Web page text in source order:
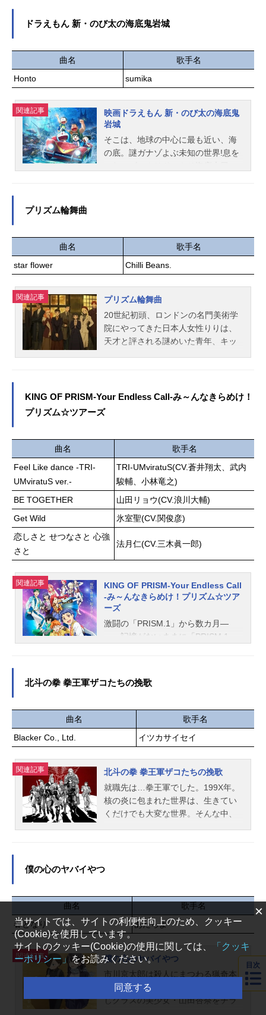
の花黒城凶死郎：岸尾だいすけ九十
ル：白井悠介アビスベル＝ジャシン
帝：羽多野渉ドリーム・ボルメテウ
ス・ホワイト・ドラゴン：加瀬康之
ボルシャック・バクテラス：藤井隼
スタッフ原作：松本しげのぶ×作画：
金林洋（小学館「週刊コロコロコミ
ック」連載）ストーリー原案：松本
しげのぶキャラクターデザイン原
案：...
特別な機関によって、管理されてい
ろうと、トーキョー支部の支部長
は、広報動画を撮り始める。トーキ
ョー支部の採用募集も兼ねた動画だ
が、一癖も二癖もある毒物男子たち
が集まって、そう平和に事が運ぶわ
けもなく──「毒物男子を信じるな。
やつらは全員人殺しで、有害な存在
だ」毒×謎をテーマにしたメディアミ
みえんよひら：寺島惇太エチル：戸
谷菊之介スタッフ原作：アース・ス
ターエンターテイメント KADOKA
子 miyato原案・メインストーリ
ウアシスタントプロデュース：天坂
翠主題歌「超毒的LOVE」浦島坂田船
(C)2025Toxic-a-Holic『Toxic-...
ドラえもん 新・のび太の海底鬼岩城
曲名
歌手名
Honto
sumika
関連記事
映画ドラえもん 新・のび太の海底鬼
岩城
そこは、地球の中心に最も近い、海
の底。謎ガナゾよぶ未知の世界!息を
様々な生き物に出会いながら海底キ
ャンプを楽しむ5人。沈没船を発見し
たことをきっかけに、謎の青年・エ
がるに住む“海底人”だった！陸上人を
嫌っている海底人はのび太たちを信
用することができない。そんな中、
「鬼岩城が...活動を始めまし
発！作品名映画ドラえもん新・のび
太の海底鬼岩城放送形態劇場版アニ
026年2月27日（金）キャストドラえ
もん：水田わさびのび太：大原めぐ
みしずか：かかずゆみジャイアン：
木村昴スネ夫：関智一エル：千葉翔
也水中バギー：広橋涼兵士：平愛梨
スタッフ原作：藤子・F・不二雄監
督：矢嶋哲生脚本：村山功音楽：服
部隆之製作：藤子プロ 小学館 テ
レビ朝日 シンエイ動画 ADKエモ
ー...
プリズム輪舞曲
曲名
歌手名
star flower
Chilli Beans.
関連記事
プリズム輪舞曲
20世紀初頭、ロンドンの名門美術学
院にやってきた日本人女性りりは、
天才と評される謎めいた青年、キッ
輪舞曲放送形態配信スケジュール202
6年1月15日（木）～Netflixにて話数
シー・ブラウン：潘めぐみ小早川新
之助：梶裕貴ジョフリー・オブライ
エン：阿座上洋平ピーター・アンソ
ニー：坂田将吾キャサリン・アスタ
ー：上坂すみれ小早川さくら：鬼頭
明里チャールズ・ブラント：大塚芳
忠一条院たけ：甲斐田裕子リチャー
ド・チャーチ：諏訪部順一スタッフ
原作・キャラクター原案：神尾葉子
ディレクター：中澤一登2ndディレク
井咲脚本：神尾葉子 藤井咲キャラ
クターデザイン・総作画監督：高橋
作画監督：簑輪愛子色彩設計：田中
花奈実美術監督：竹田悠介（Bambo
鐘江徹音響効果：倉橋裕宗アニメー
KING OF PRISM-Your Endless Call-み～んなきらめけ！
プリズム☆ツアーズ
曲名
歌手名
Feel Like dance -TRI-
UMviratuS ver.-
TRI-UMviratuS(CV.蒼井翔太、武内
駿輔、小林竜之)
BE TOGETHER
山田リョウ(CV.浪川大輔)
Get Wild
氷室聖(CV.関俊彦)
恋しさと せつなさと 心強
さと
法月仁(CV.三木眞一郎)
関連記事
KING OF PRISM-Your Endless Call
-み～んなきらめけ！プリズム☆ツア
ーズ
激闘の「PRISM.1」から数カ月―
―。記憶がないままに「PRISM.1」
けたものの、晴れない思いが残り続
るため、プリズムスタァユニット・S
ePTENTRION（セプテントリオン）
の7人は十王院グループが秘密裏に開
で初めてライブをした「DearCrown
に。プリズムショーの過去を巡っ
て、かつて“三強”と呼ばれた伝説のス
タァ達のショーも体験し、時空旅行
を楽しむ一同。しかし突如プリズム
しまう。そこにはシンたちとは異な
ティーボーイズ”の姿があった！プリ
ズムの輝きに導かれ、交わるはずの
無かった世界と世界が繋がった時、
彼らに最後の審判「Hell’sGods’Sta
r」が下される――。さらに、シンの
体に眠るシャインの魂、そしてルヰ
を抹消するため、プリズムワールド
からは最期の使者“アヰ”が解き放たれ
る。果たしてシン達は無事元の世界
北斗の拳 拳王軍ザコたちの挽歌
曲名
歌手名
Blacker Co., Ltd.
イツカサイセイ
関連記事
北斗の拳 拳王軍ザコたちの挽歌
就職先は…拳王軍でした。199X年。
核の炎に包まれた世界は、生きてい
くだけでも大変な世界。そんな中、
で、ノブはいつまで生きていられる
の「汚物は消毒の人」など個性豊か
なザコが続々登場!! ザコ死にまくり
コメディ☆開幕!!作品名北斗の拳拳王
軍ザコたちの挽歌放送形態TVアニメ
シリーズ北斗の拳スケジュール第1ク
ール：2026年1月5日（月）～2026年
3月23日（月）第2クール：2026年7
僕の心のヤバイやつ
曲名
歌手名
春となり
あたらよ
関連記事
僕の心のヤバイやつ
市川京太郎は殺人にまつわる猟奇本
を愛読する、重度の中二病男子。同
じクラスの美少女・山田杏奈をチラ
目次
×
当サイトでは、サイトの利便性向上のため、クッキー
(Cookie)を使用しています。
サイトのクッキー(Cookie)の使用に関しては、
「クッキ
ーポリシー」をお読みください。
同意する